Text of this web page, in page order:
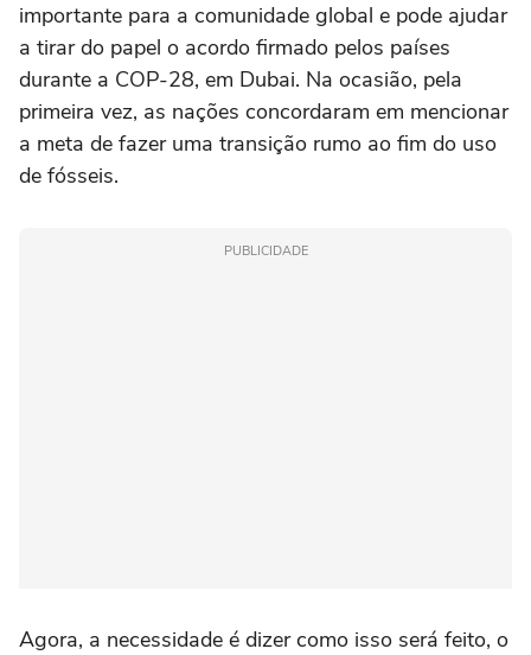
importante para a comunidade global e pode ajudar
a tirar do papel o acordo firmado pelos países
durante a COP-28, em Dubai. Na ocasião, pela
primeira vez, as nações concordaram em mencionar
a meta de fazer uma transição rumo ao fim do uso
de fósseis.
PUBLICIDADE
Agora, a necessidade é dizer como isso será feito, o